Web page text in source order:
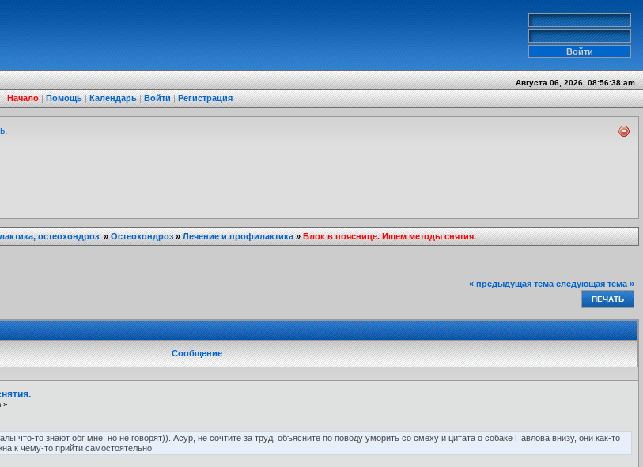
Августа 06, 2026, 08:56:38 am
Начало|Помощь|Календарь|Войти|Регистрация
.
остеохондроз»Остеохондроз»Лечение и профилактика»Блок в пояснице. Ищем методы снятия.
« предыдущая тема следующая тема »
ПЕЧАТЬ
Сообщение
»
что-то знают обг мне, но не говорят)). Асур, не сочтите за труд, объясните по поводу уморить со смеху и цитата о собаке Павлова внизу, они как-то
к чему-то прийти самостоятельно.